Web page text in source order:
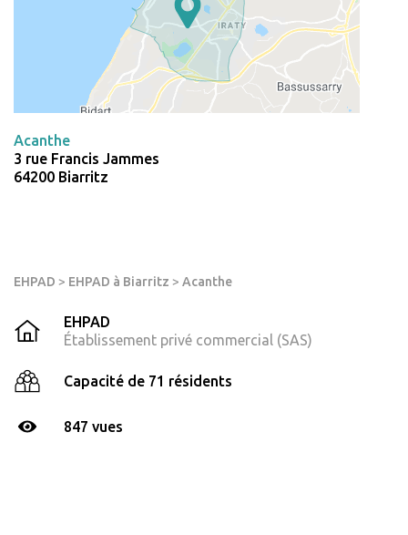
EHPAD > EHPAD à Biarritz > Acanthe
EHPAD
Établissement privé commercial (SAS)
Capacité de 71 résidents
847 vues
Acanthe
3 rue Francis Jammes
64200 Biarritz